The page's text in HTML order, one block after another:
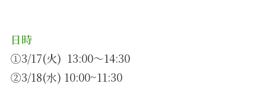
日時
①3/17(火) 13:00〜14:30
②3/18(水) 10:00~11:30